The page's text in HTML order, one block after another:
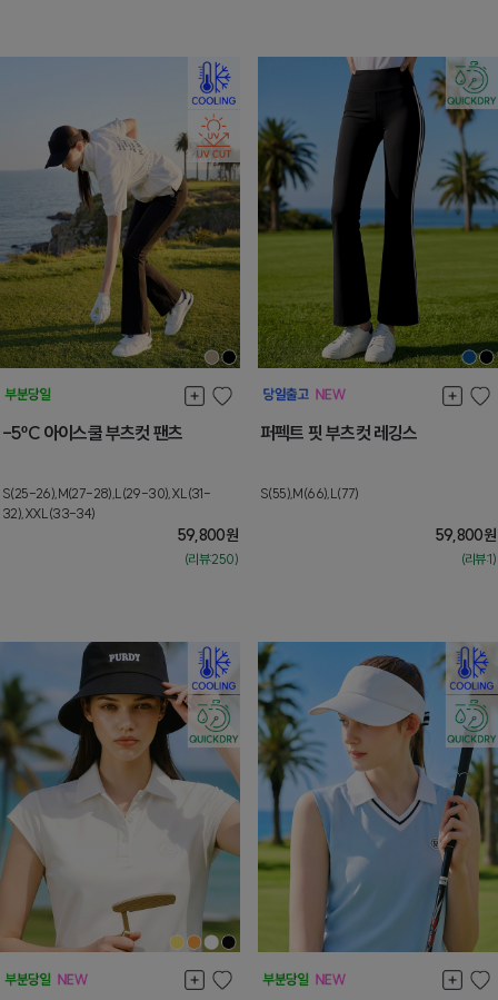
-5ºC 아이스쿨 부츠컷 팬츠
S(25-26),M(27-28),L(29-30),XL(31-
32),XXL(33-34)
59,800원
(리뷰:250)
퍼펙트 핏 부츠컷 레깅스
S(55),M(66),L(77)
59,800원
(리뷰:1)